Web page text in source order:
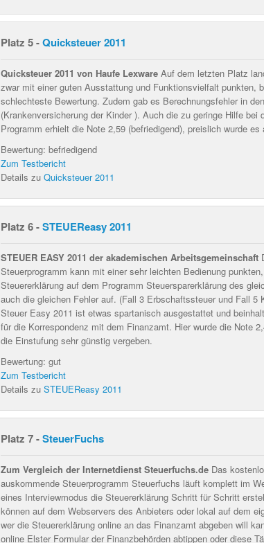
Platz 5 -Quicksteuer 2011
Quicksteuer 2011 von Haufe Lexware Auf dem letzten Platz
zwar mit einer guten Ausstattung und Funktionsvielfalt punkten,
schlechteste Bewertung. Zudem gab es Berechnungsfehler in
(Krankenversicherung der Kinder ). Auch die zu geringe Hilfe bei
Programm erhielt die Note 2,59 (befriedigend), preislich wurde
Bewertung: befriedigend
Zum Testbericht
Details zu Quicksteuer 2011
Platz 6 -STEUEReasy 2011
STEUER EASY 2011 der akademischen Arbeitsgemeinschaft
Steuerprogramm kann mit einer sehr leichten Bedienung
Steuererklärung auf dem Programm Steuersparerklärung des
auch die gleichen Fehler auf. (Fall 3 Erbschaftssteuer und Fall 5
Steuer Easy 2011 ist etwas spartanisch ausgestattet und
für die Korrespondenz mit dem Finanzamt. Hier wurde die Note
die Einstufung sehr günstig vergeben.
Bewertung: gut
Zum Testbericht
Details zu STEUEReasy 2011
Platz 7 -SteuerFuchs
Zum Vergleich der Internetdienst Steuerfuchs.de Das
auskommende Steuerprogramm Steuerfuchs läuft komplett im
eines Interviewmodus die Steuererklärung Schritt für Schritt
können auf dem Webservers des Anbieters oder lokal auf dem
wer die Steuererklärung online an das Finanzamt abgeben will
online Elster Formular der Finanzbehörden abtippen oder diese